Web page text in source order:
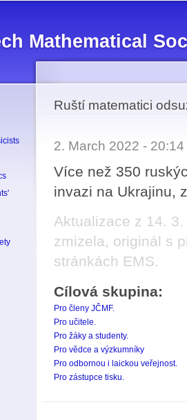
Mathematical
Ruští matematici
2. March 2022 -
Více než 350
invazi na Ukrajinu,
Aktualizace z 14.
zmizela, originál s
stránkách EMS.
Cílová skupina:
Pro členy JČMF.
Pro učitele.
Pro žáky a studenty.
Pro vědce a výzkumníky
Pro odbornou i laickou veřejnost.
Pro zástupce tisku.